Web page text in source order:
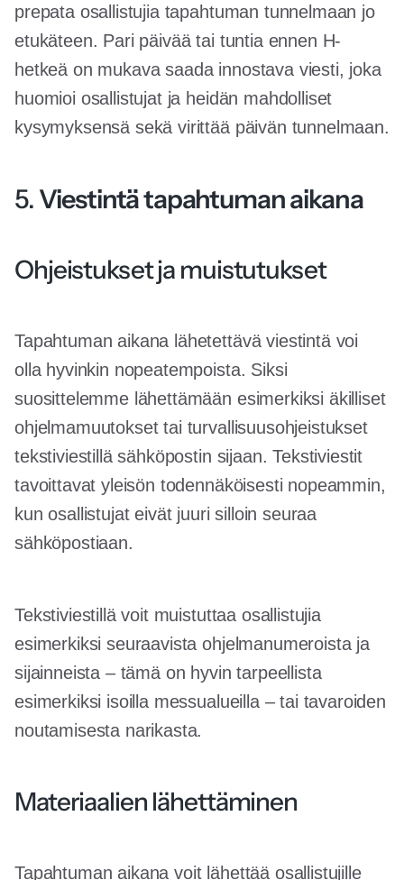
prepata osallistujia tapahtuman tunnelmaan jo
etukäteen. Pari päivää tai tuntia ennen H-
hetkeä on mukava saada innostava viesti, joka
huomioi osallistujat ja heidän mahdolliset
kysymyksensä sekä virittää päivän tunnelmaan.
5. Viestintä tapahtuman aikana
Ohjeistukset ja muistutukset
Tapahtuman aikana lähetettävä viestintä voi
olla hyvinkin nopeatempoista. Siksi
suosittelemme lähettämään esimerkiksi äkilliset
ohjelmamuutokset tai turvallisuusohjeistukset
tekstiviestillä sähköpostin sijaan. Tekstiviestit
tavoittavat yleisön todennäköisesti nopeammin,
kun osallistujat eivät juuri silloin seuraa
sähköpostiaan.
Tekstiviestillä voit muistuttaa osallistujia
esimerkiksi seuraavista ohjelmanumeroista ja
sijainneista – tämä on hyvin tarpeellista
esimerkiksi isoilla messualueilla – tai tavaroiden
noutamisesta narikasta.
Materiaalien lähettäminen
Tapahtuman aikana voit lähettää osallistujille